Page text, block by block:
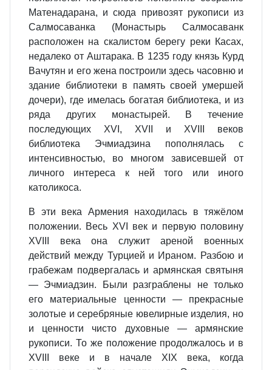
Матенадарана, и сюда привозят рукописи из
Салмосаванка (Монастырь Салмосаванк
расположен на скалистом берегу реки Касах,
недалеко от Аштарака. В 1235 году князь Курд
Вачутян и его жена построили здесь часовню и
здание библиотеки в память своей умершей
дочери), где имелась богатая библиотека, и из
ряда других монастырей. В течение
последующих XVI, XVII и XVIII веков
библиотека Эчмиадзина пополнялась с
интенсивностью, во многом зависевшей от
личного интереса к ней того или иного
католикоса.
В эти века Армения находилась в тяжёлом
положении. Весь XVI век и первую половину
XVIII века она служит ареной военных
действий между Турцией и Ираном. Разбою и
грабежам подвергалась и армянская святыня
— Эчмиадзин. Были разграблены не только
его материальные ценности — прекрасные
золотые и серебряные ювелирные изделия, но
и ценности чисто духовные — армянские
рукописи. То же положение продолжалось и в
XVIII веке и в начале XIX века, когда